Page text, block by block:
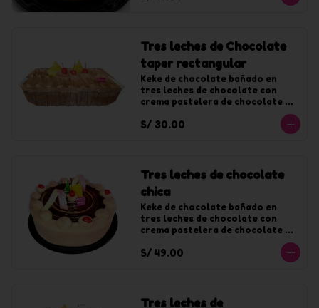
Tres leches de Chocolate
taper rectangular
Keke de chocolate bañado en
tres leches de chocolate con
crema pastelera de chocolate y
chocolate.
S/ 30.00
Tres leches de chocolate
chica
Keke de chocolate bañado en
tres leches de chocolate con
crema pastelera de chocolate y
chocolate. Para 10 tajadas
S/ 49.00
Tres leches de